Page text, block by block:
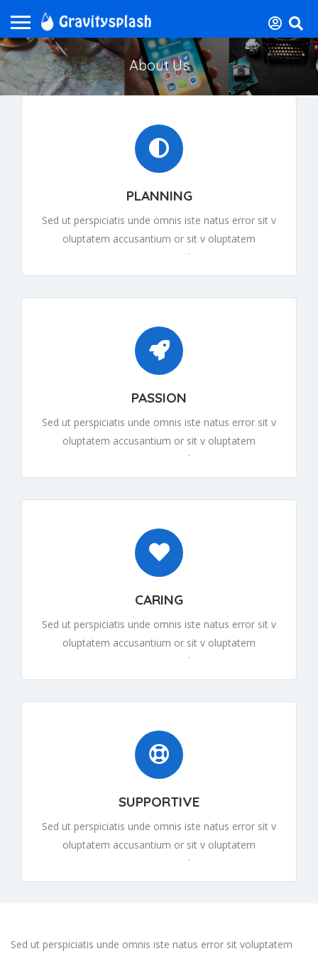
About Us
PLANNING
Sed ut perspiciatis unde omnis iste natus error sit v
oluptatem accusantium or sit v oluptatem
accusantiumor sit v oluptatem
PASSION
Sed ut perspiciatis unde omnis iste natus error sit v
oluptatem accusantium or sit v oluptatem
accusantiumor sit v oluptatem
CARING
Sed ut perspiciatis unde omnis iste natus error sit v
oluptatem accusantium or sit v oluptatem
accusantiumor sit v oluptatem
SUPPORTIVE
Sed ut perspiciatis unde omnis iste natus error sit v
oluptatem accusantium or sit v oluptatem
accusantiumor sit v oluptatem
Sed ut perspiciatis unde omnis iste natus error sit voluptatem